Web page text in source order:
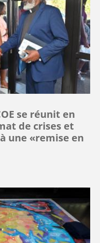
se réunit en
de crises et
une «remise en